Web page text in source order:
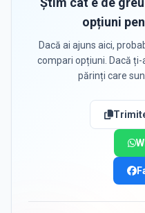
opțiuni
Dacă ai ajuns aici,
compari opțiuni. Dacă
părinți care